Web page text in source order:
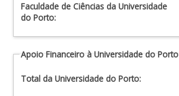
Faculdade de Ciências da Universidade
do Porto:
Apoio Financeiro à Universidade do Porto
Total da Universidade do Porto: